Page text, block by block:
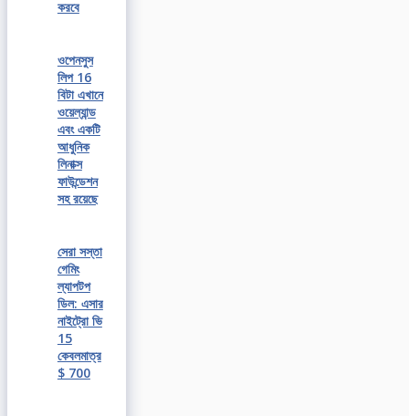
করবে
ওপেনসুস
লিপ 16
বিটা এখানে
ওয়েল্যান্ড
এবং একটি
আধুনিক
লিনাক্স
ফাউন্ডেশন
সহ রয়েছে
সেরা সস্তা
গেমিং
ল্যাপটপ
ডিল: এসার
নাইট্রো ভি
15
কেবলমাত্র
$ 700